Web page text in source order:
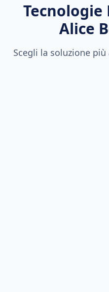
Alice
Scegli la soluzione